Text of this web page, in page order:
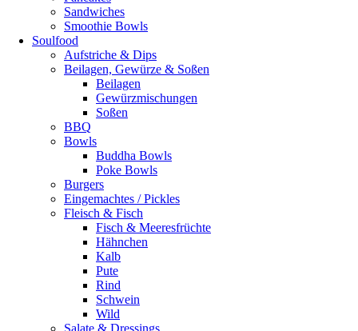
Sandwiches
Smoothie Bowls
Soulfood
Aufstriche & Dips
Beilagen, Gewürze & Soßen
Beilagen
Gewürzmischungen
Soßen
BBQ
Bowls
Buddha Bowls
Poke Bowls
Burgers
Eingemachtes / Pickles
Fleisch & Fisch
Fisch & Meeresfrüchte
Hähnchen
Kalb
Pute
Rind
Schwein
Wild